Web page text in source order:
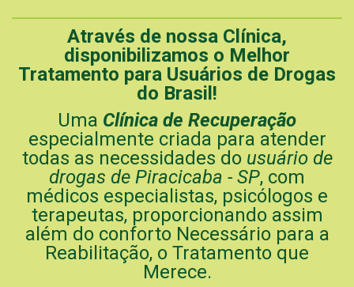
Através de nossa Clínica,
disponibilizamos o Melhor
Tratamento para Usuários de Drogas
do Brasil!
Uma Clínica de Recuperação
especialmente criada para atender
todas as necessidades do usuário de
drogas de Piracicaba - SP, com
médicos especialistas, psicólogos e
terapeutas, proporcionando assim
além do conforto Necessário para a
Reabilitação, o Tratamento que
Merece.